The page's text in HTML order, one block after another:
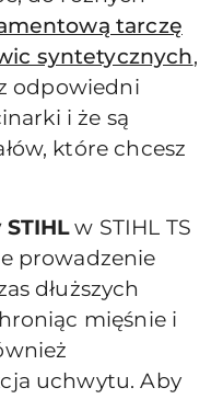
tarczę
syntetycznych,
odpowiedni
i że są
które chcesz
w STIHL TS
prowadzenie
dłuższych
mięśnie i
uchwytu. Aby